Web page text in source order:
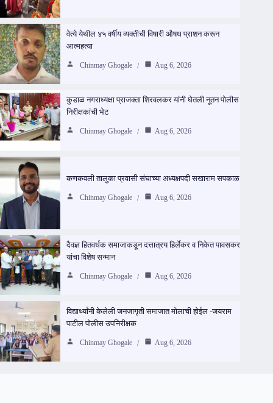
वेत्ये येथील ४५ वर्षीय व्यक्तीची विषारी औषध प्राशन करून
आत्महत्या
Chinmay Ghogale Aug 6, 2026
कुडाळ नगराध्यक्षा प्राजक्ता शिरवलकर यांनी घेतली नूतन पोलीस
निरीक्षकांची भेट
Chinmay Ghogale Aug 6, 2026
कणकवली तालुका प्रवासी संघाच्या अध्यक्षपदी सखाराम सपकाळ
Chinmay Ghogale Aug 6, 2026
दैवज्ञ हितवर्धक समाजाकडून दत्तात्रय हिर्लेकर व निकेत पावसकर
यांचा विशेष सन्मान
Chinmay Ghogale Aug 6, 2026
विद्यार्थ्यांनी केलेली जनजागृती समाजात मोलाची होईल -जयराम
पाटील पोलीस उपनिरीक्षक
Chinmay Ghogale Aug 6, 2026